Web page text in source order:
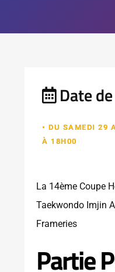
Date
• DU SAMEDI 29
À 18H00
La 14ème Coupe
Taekwondo Imjin
Frameries
Partie